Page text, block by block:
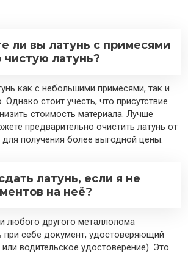
ли вы латунь с примесями
чистую латунь?
как с небольшими примесями, так и
стоит учесть, что присутствие
стоимость материала. Лучше
предварительно очистить латунь от
получения более выгодной цены.
латунь, если я не
на неё?
любого другого металлолома
при себе документ, удостоверяющий
водительское удостоверение). Это